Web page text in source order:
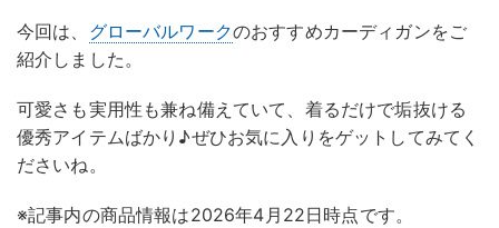
今回は、 グローバルワークのおすすめカーディガンをご
紹介しました。
可愛さも実用性も兼ね備えていて、着るだけで垢抜ける
優秀アイテムばかり♪ぜひお気に入りをゲットしてみてく
ださいね。
※記事内の商品情報は2026年4月22日時点です。